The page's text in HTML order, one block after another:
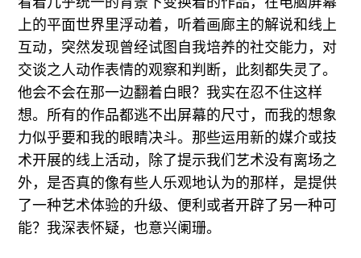
上的平面世界里浮动着，听着画廊主的解说和线上
互动，突然发现曾经试图自我培养的社交能力，对
交谈之人动作表情的观察和判断，此刻都失灵了。
他会不会在那一边翻着白眼？我实在忍不住这样
想。所有的作品都逃不出屏幕的尺寸，而我的想象
力似乎要和我的眼睛决斗。那些运用新的媒介或技
术开展的线上活动，除了提示我们艺术没有离场之
外，是否真的像有些人乐观地认为的那样，是提供
了一种艺术体验的升级、便利或者开辟了另一种可
能？我深表怀疑，也意兴阑珊。